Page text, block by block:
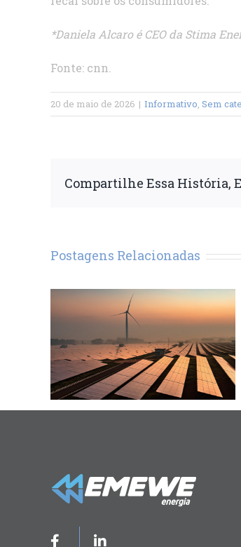
*Daniela Alcaro é CEO da Stima
Fonte: cnn.
20 de maio de 2026 | Informativo, Sem
Compartilhe Essa História,
Postagens Relacionadas